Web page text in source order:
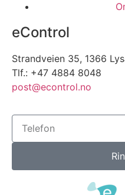
eControl
Strandveien 35, 1366
Tlf.: +47 4884 8048
post@econtrol.no